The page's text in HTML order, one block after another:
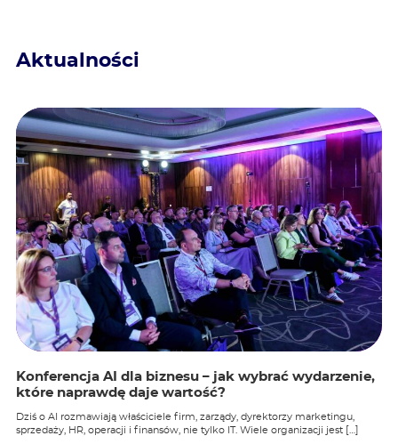
Aktualności
Konferencja AI dla biznesu – jak wybrać wydarzenie,
które naprawdę daje wartość?
Dziś o AI rozmawiają właściciele firm, zarządy, dyrektorzy marketingu,
sprzedaży, HR, operacji i finansów, nie tylko IT. Wiele organizacji jest […]